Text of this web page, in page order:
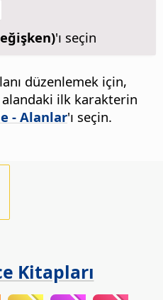
'ı seçin
düzenlemek için,
alandaki ilk karakterin
- Alanlar'ı seçin.
Kitapları